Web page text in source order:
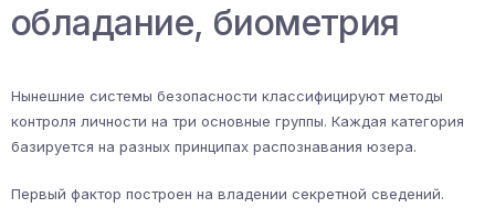
обладание, биометрия
Нынешние системы безопасности классифицируют методы
контроля личности на три основные группы. Каждая категория
базируется на разных принципах распознавания юзера.
Первый фактор построен на владении секретной сведений.